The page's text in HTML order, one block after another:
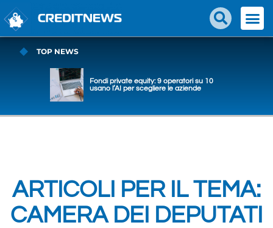
TOP NEWS
Fondi private equity: 9 operatori su 10
usano l’AI per scegliere le aziende
ARTICOLI PER IL TEMA:
CAMERA DEI DEPUTATI